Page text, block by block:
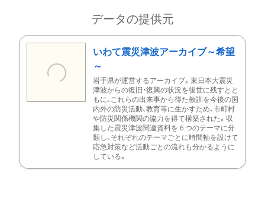
データの提供元
いわて震災津波アーカイブ～希望
～
岩手県が運営するアーカイブ。東日本大震災
津波からの復旧・復興の状況を後世に残すとと
もに、これらの出来事から得た教訓を今後の国
内外の防災活動、教育等に生かすため、市町村
や防災関係機関の協力を得て構築された。収
集した震災津波関連資料を６つのテーマに分
類し、それぞれのテーマごとに時間軸を設けて
応急対策など活動ごとの流れも分かるように
している。